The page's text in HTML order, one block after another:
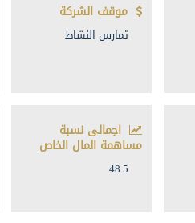
موقف الشركة
تمارس النشاط
اجمالى نسبة
مساهمة المال الخاص
48.5